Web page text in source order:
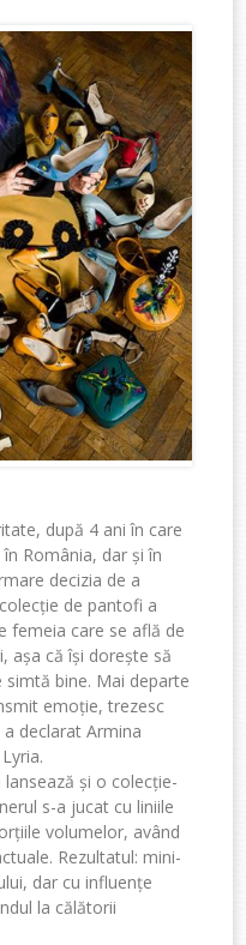
după 4 ani în care
România, dar și în
decizia de a
de pantofi a
femeia care se află de
așa că își dorește să
bine. Mai departe
emoție, trezesc
declarat Armina
și o colecție-
s-a jucat cu liniile
volumelor, având
Rezultatul: mini-
dar cu influențe
la călătorii